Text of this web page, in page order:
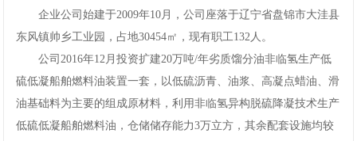
企业公司始建于2009年10月，公司座落于辽宁省盘锦市大洼县
东风镇帅乡工业园，占地30454㎡，现有职工132人。
公司2016年12月投资扩建20万吨/年劣质馏分油非临氢生产低
硫低凝船舶燃料油装置一套，以低硫沥青、油浆、高凝点蜡油、滑
油基础料为主要的组成原材料，利用非临氢异构脱硫降凝技术生产
低硫低凝船舶燃料油，仓储储存能力3万立方，其余配套设施均较